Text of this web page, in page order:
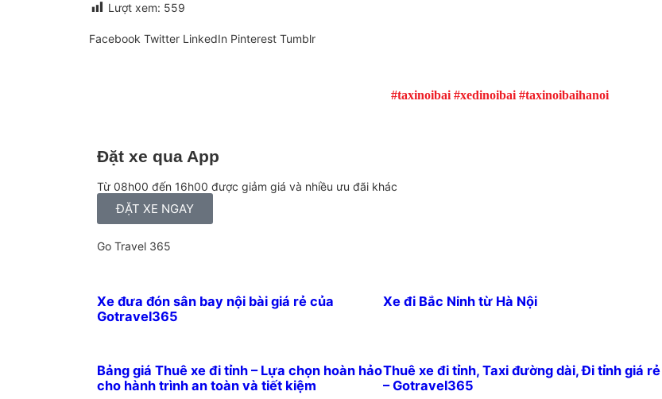
Lượt xem: 559
Facebook Twitter LinkedIn Pinterest Tumblr
#taxinoibai #xedinoibai #taxinoibaihanoi
Đặt xe qua App
Từ 08h00 đến 16h00 được giảm giá và nhiều ưu đãi khác
ĐẶT XE NGAY
Go Travel 365
Xe đưa đón sân bay nội bài giá rẻ của
Gotravel365
Xe đi Bắc Ninh từ Hà Nội
Bảng giá Thuê xe đi tỉnh – Lựa chọn hoàn hảo
cho hành trình an toàn và tiết kiệm
Thuê xe đi tỉnh, Taxi đường dài, Đi tỉnh giá rẻ
– Gotravel365